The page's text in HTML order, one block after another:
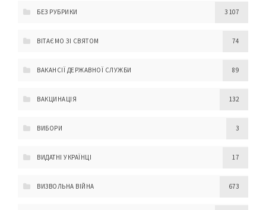
БЕЗ РУБРИКИ 3 107
ВІТАЄМО ЗІ СВЯТОМ 74
ВАКАНСІЇ ДЕРЖАВНОЇ СЛУЖБИ 89
ВАКЦИНАЦІЯ 132
ВИБОРИ 3
ВИДАТНІ УКРАЇНЦІ 17
ВИЗВОЛЬНА ВІЙНА 673